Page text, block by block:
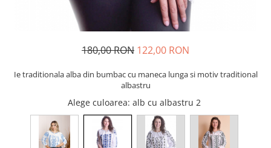
180,00 RON 122,00 RON
Ie traditionala alba din bumbac cu maneca lunga si motiv traditional
albastru
Alege culoarea: alb cu albastru 2